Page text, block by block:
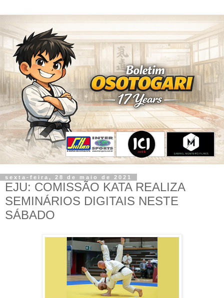
sexta-feira, 28 de maio de 2021
EJU: COMISSÃO KATA REALIZA
SEMINÁRIOS DIGITAIS NESTE
SÁBADO